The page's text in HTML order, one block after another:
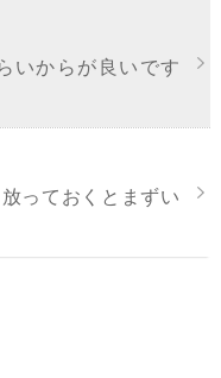
いからが良いです
っておくとまずい